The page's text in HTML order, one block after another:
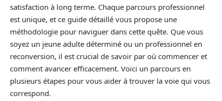
satisfaction à long terme. Chaque parcours professionnel
est unique, et ce guide détaillé vous propose une
méthodologie pour naviguer dans cette quête. Que vous
soyez un jeune adulte déterminé ou un professionnel en
reconversion, il est crucial de savoir par où commencer et
comment avancer efficacement. Voici un parcours en
plusieurs étapes pour vous aider à trouver la voie qui vous
correspond.